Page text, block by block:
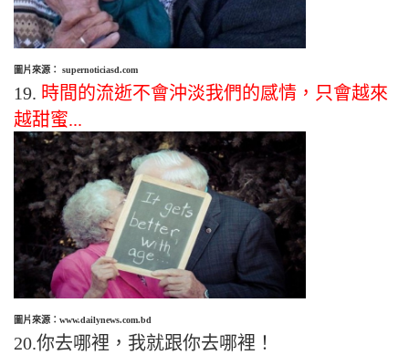
圖片來源： supernoticiasd.com
19. 時間的流逝不會沖淡我們的感情，只會越來
越甜蜜...
圖片來源：www.dailynews.com.bd
20.你去哪裡，我就跟你去哪裡！